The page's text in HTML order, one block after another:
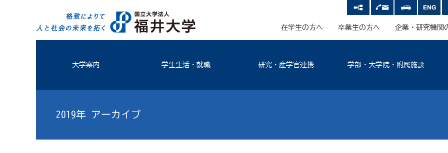
在学生の方へ 卒業生の方へ 企業・研究機関
大学案内 学生生活・就職 研究・産学官連携 学部・大学院・附属施設
2019年 アーカイブ